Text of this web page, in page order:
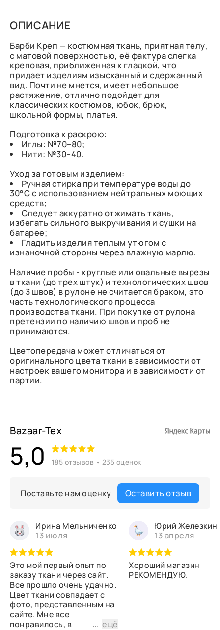
ОПИСАНИЕ
Барби Креп — костюмная ткань, приятная телу,
с матовой поверхностью, её фактура слегка
креповая, приближенная к гладкой, что
придает изделиям изысканный и сдержанный
вид. Почти не мнется, имеет небольшое
растяжение, отлично подойдет для
классических костюмов, юбок, брюк,
школьной формы, платья.
Подготовка к раскрою:
Иглы: №70–80;
Нити: №30–40.
Уход за готовым изделием:
Ручная стирка при температуре воды до
30°C с использованием нейтральных моющих
средств;
Следует аккуратно отжимать ткань,
избегать сильного выкручивания и сушки на
батарее;
Гладить изделия теплым утюгом с
изнаночной стороны через влажную марлю.
Наличие пробы - круглые или овальные вырезы
в ткани (до трех штук) и технологических швов
(до 3 швов) в рулоне не считается браком, это
часть технологического процесса
производства ткани. При покупке от рулона
претензии по наличию швов и проб не
принимаются.
Цветопередача может отличаться от
оригинального цвета ткани в зависимости от
настроек вашего монитора и в зависимости от
партии.
Bazaar-Tex
5,0 185 отзывов • 235 оценок
Поставьте нам оценку Оставить отзыв
Ирина Мельниченко
13 июля
Это мой первый опыт по
заказу ткани через сайт.
Все прошло очень удачно.
Цвет ткани совпадает с
фото, представленным на
сайте. Мне все
понравилось, в
...ещё
Юрий Железкин
13 апреля
Хороший магазин
РЕКОМЕНДУЮ.